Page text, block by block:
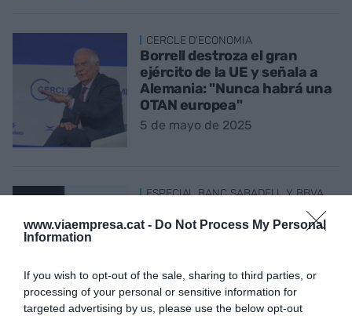
www.viaempresa.cat - Do Not Process My Personal
Information
If you wish to opt-out of the sale, sharing to third parties, or
processing of your personal or sensitive information for
targeted advertising by us, please use the below opt-out
CERCLE D'ECONOMIA
Borrell destroza el gran
ejército de la UE y señala a
Alemania: "Nunca habrá una
OTAN europea"
5 de mayo de 2025
ESPECIAL BANC SABADELL Y BBVA
"consulta pública" abierta a
5 de mayo de 2025